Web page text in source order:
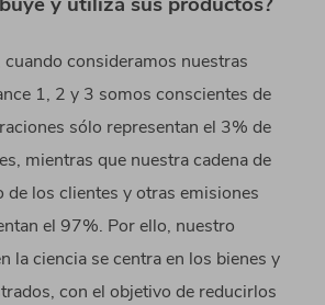
consideramos nuestras
1, 2 y 3 somos conscientes de
sólo representan el 3% de
mientras que nuestra cadena de
de los clientes y otras emisiones
el 97%. Por ello, nuestro
la ciencia se centra en los bienes y
con el objetivo de reducirlos